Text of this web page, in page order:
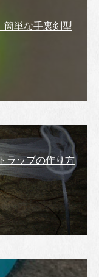
簡単な手裏剣型
ラップの作り方